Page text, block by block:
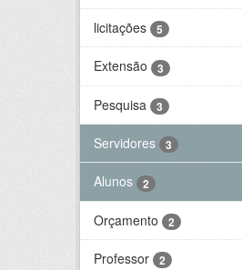
licitações 5
Extensão 3
Pesquisa 3
Servidores 3
Alunos 2
Orçamento 2
Professor 2